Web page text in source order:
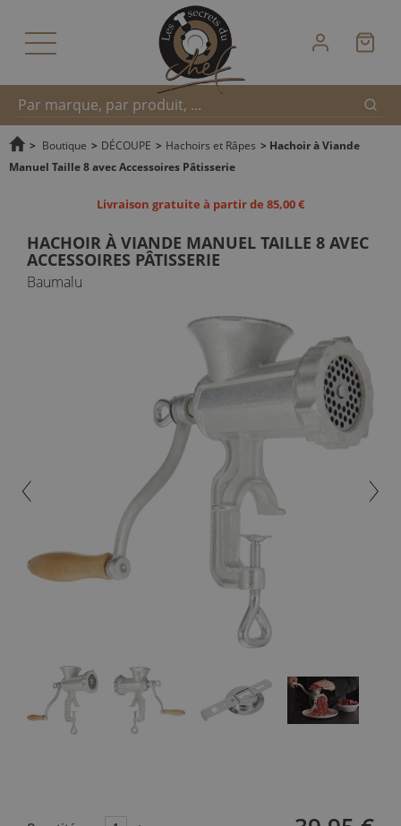
Recherche
> Boutique > DÉCOUPE > Hachoirs et Râpes > Hachoir à Viande
Manuel Taille 8 avec Accessoires Pâtisserie
Livraison gratuite à partir de 85,00 €
HACHOIR À VIANDE MANUEL TAILLE 8 AVEC
ACCESSOIRES PÂTISSERIE
Baumalu